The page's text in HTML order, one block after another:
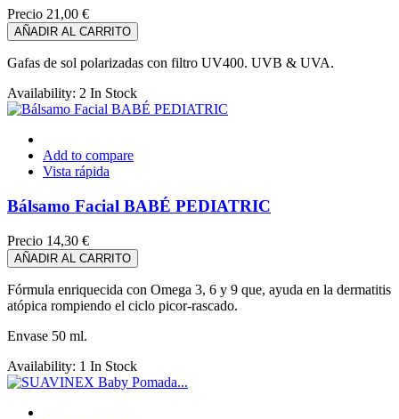
Precio 21,00 €
AÑADIR AL CARRITO
Gafas de sol polarizadas con filtro UV400. UVB & UVA.
Availability: 2 In Stock
Add to compare
Vista rápida
Bálsamo Facial BABÉ PEDIATRIC
Precio 14,30 €
AÑADIR AL CARRITO
Fórmula enriquecida con Omega 3, 6 y 9 que, ayuda en la dermatitis
atópica rompiendo el ciclo picor-rascado.
Envase 50 ml.
Availability: 1 In Stock